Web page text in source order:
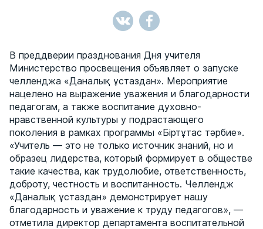
В преддверии празднования Дня учителя
Министерство просвещения объявляет о запуске
челленджа «Даналық ұстаздан». Мероприятие
нацелено на выражение уважения и благодарности
педагогам, а также воспитание духовно-
нравственной культуры у подрастающего
поколения в рамках программы «Біртұтас тәрбие».
«Учитель — это не только источник знаний, но и
образец лидерства, который формирует в обществе
такие качества, как трудолюбие, ответственность,
доброту, честность и воспитанность. Челлендж
«Даналық ұстаздан» демонстрирует нашу
благодарность и уважение к труду педагогов», —
отметила директор департамента воспитательной